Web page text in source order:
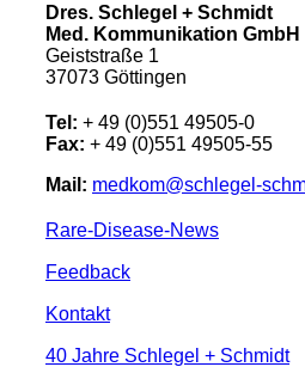
Dres. Schlegel + Schmidt
Med. Kommunikation GmbH
Geiststraße 1
37073 Göttingen
Tel: + 49 (0)551 49505-0
Fax: + 49 (0)551 49505-55
Mail: medkom@schlegel-
Rare-Disease-News
Feedback
Kontakt
40 Jahre Schlegel + Schmidt